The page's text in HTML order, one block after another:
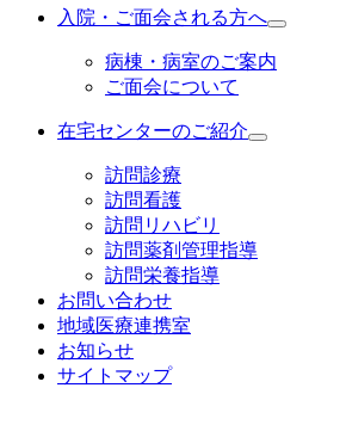
入院・ご面会される方へ
病棟・病室のご案内
ご面会について
在宅センターのご紹介
訪問診療
訪問看護
訪問リハビリ
訪問薬剤管理指導
訪問栄養指導
お問い合わせ
地域医療連携室
お知らせ
サイトマップ